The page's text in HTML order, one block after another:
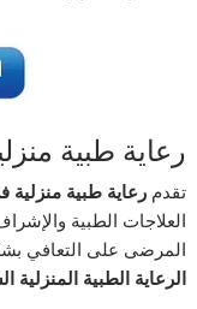
رعاية طبية
تقدمرعاية طبية منزلية
العلاجات الطبية
المرضى على التعافي
الرعاية الطبية المنزلية